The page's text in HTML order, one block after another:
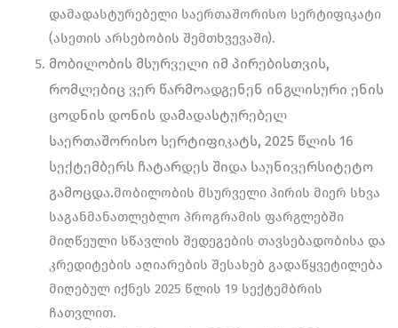
დამადასტურებელი საერთაშორისო სერტიფიკატი
(ასეთის არსებობის შემთხვევაში).
მობილობის მსურველი იმ პირებისთვის,
რომლებიც ვერ წარმოადგენენ ინგლისური ენის
ცოდნის დონის დამადასტურებელ
საერთაშორისო სერტიფიკატს, 2025 წლის 16
სექტემბერს ჩატარდეს შიდა საუნივერსიტეტო
გამოცდა.მობილობის მსურველი პირის მიერ სხვა
საგანმანათლებლო პროგრამის ფარგლებში
მიღწეული სწავლის შედეგების თავსებადობისა და
კრედიტების აღიარების შესახებ გადაწყვეტილება
მიღებულ იქნეს 2025 წლის 19 სექტემბრის
ჩათვლით.